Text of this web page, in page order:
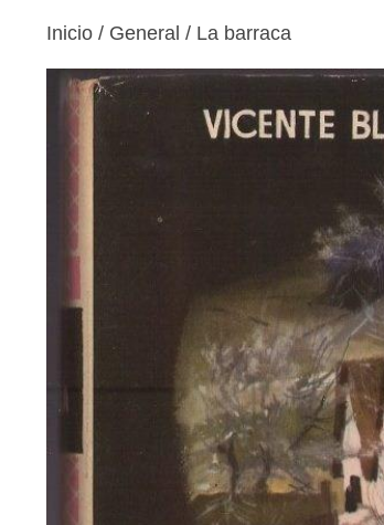
Inicio / General / La barraca